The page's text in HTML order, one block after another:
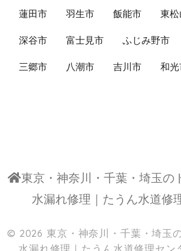
蓮田市 羽生市 飯能市 東
深谷市 富士見市 ふじみ野市
三郷市 八潮市 吉川市 和光
東京・神奈川・千葉・埼玉の
水漏れ修理｜たうん水道修
© 2026 東京・神奈川・千葉・埼玉
水漏れ修理｜たうん水道修理セン